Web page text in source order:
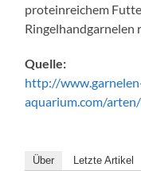
proteinreichem
Ringelhandgarnelen
Quelle:
http://
aquarium.com/
Über Letzte Artikel